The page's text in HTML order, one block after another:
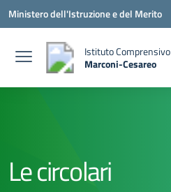
Vai ai contenuti
Vai al menu di navigazione
Vai al footer
Ministero dell'Istruzione e del Merito
Istituto Comprensivo
Marconi-Cesareo
Le circolari